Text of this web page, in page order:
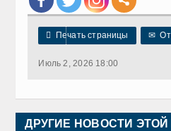
 Печать страницы ✉
Июль 2, 2026 18:00
ДРУГИЕ НОВОСТИ ЭТОЙ